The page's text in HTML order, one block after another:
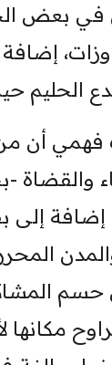
في بعض
الحليم
فهمي أن
والقضاة
إضافة إلى
حسم
مكانها